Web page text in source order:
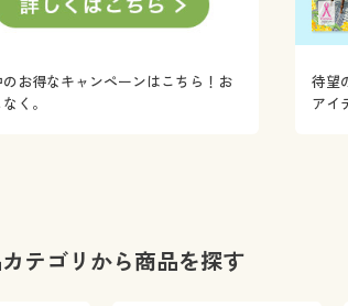
のお得なキャンペーンはこちら！お
く。
待望
アイ
テゴリから商品を探す